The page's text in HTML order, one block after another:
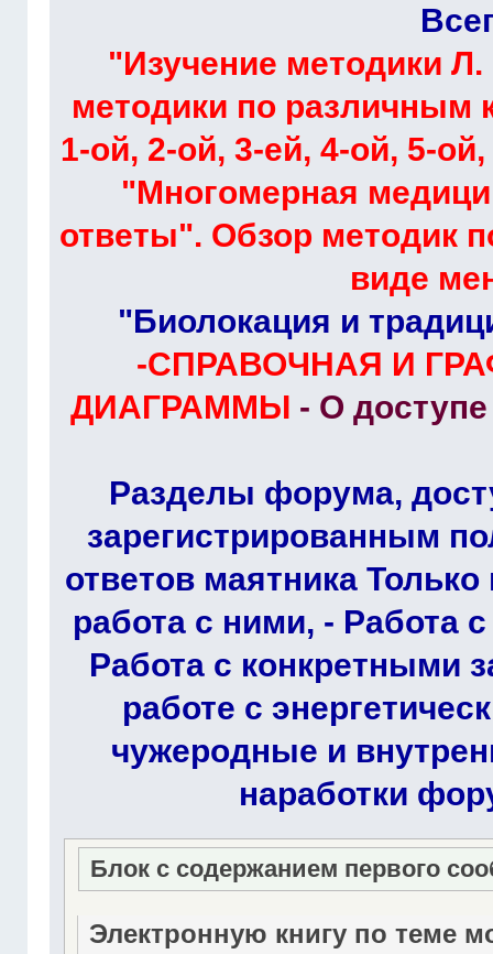
"Изучение методики
методики по
1-ой, 2-ой, 3-ей, 4-ой, 5-
"Многомерная
ответы". Обзор методик
виде
"Биолокация и
-СПРАВОЧНАЯ И
ДИАГРАММЫ - О
Разделы форума,
зарегистрированным
ответов маятника
работа с ними, - Работа
Работа с конкретными
работе с
чужеродные и
наработки
Блок с содержанием первого
Электронную книгу по теме